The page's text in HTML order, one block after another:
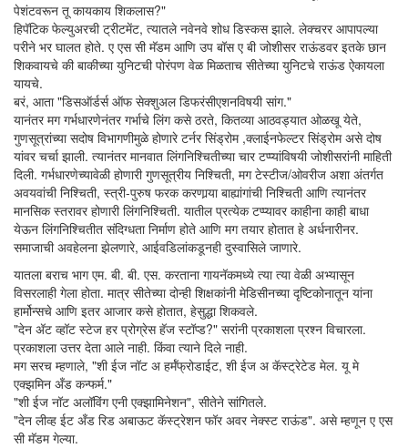
पेशंटवरून तू कायकाय शिकलास?"
हिपॅटिक फेल्युअरची ट्रीटमेंट, त्यातले नवेनवे शोध डिस्कस झाले. लेक्चरर आपापल्या
परीने भर घालत होते. ए एस सी मॅडम आणि उप बॉस ए बी जोशीसर राऊंडवर इतके छान
शिकवायचे की बाकीच्या युनिटची पोरंपण वेळ मिळताच सीतेच्या युनिटचे राऊंड ऐकायला
यायचे.
बरं, आता "डिसऑर्डर्स ऑफ सेक्शुअल डिफरंसीएशनविषयी सांग."
यानंतर मग गर्भधारणेनंतर गर्भाचे लिंग कसे ठरते, कितव्या आठवड्यात ओळखू येते,
गुणसूत्रांच्या सदोष विभागणीमुळे होणारे टर्नर सिंड्रोम ,क्लाईनफेल्टर सिंड्रोम असे दोष
यांवर चर्चा झाली. त्यानंतर मानवात लिंगनिश्चितीच्या चार टप्प्यांविषयी जोशीसरांनी माहिती
दिली. गर्भधारणेच्यावेळी होणारी गुणसूत्रीय निश्चिती, मग टेस्टीज/ओवरीज अशा अंतर्गत
अवयवांची निश्चिती, स्त्री-पुरुष फरक करणार्‍या बाह्यांगांची निश्चिती आणि त्यानंतर
मानसिक स्तरावर होणारी लिंगनिश्चिती. यातील प्रत्येक टप्प्यावर काहीना काही बाधा
येऊन लिंगनिश्चितीत संदिग्धता निर्माण होते आणि मग तयार होतात हे अर्धनारीनर.
समाजाची अवहेलना झेलणारे, आईवडिलांकडूनही दुस्वासिले जाणारे.
यातला बराच भाग एम. बी. बी. एस. करताना गायनॅकमध्ये त्या त्या वेळी अभ्यासून
विसरलाही गेला होता. मात्र सीतेच्या दोन्ही शिक्षकांनी मेडिसीनच्या दृष्टिकोनातून यांना
हार्मोन्सचे आणि इतर आजार कसे होतात, हेसुद्धा शिकवले.
"देन अ‍ॅट व्हॉट स्टेज हर प्रोग्रेस हॅज स्टॉप्ड?" सरांनी प्रकाशला प्रश्न विचारला.
प्रकाशला उत्तर देता आले नाही. किंवा त्याने दिले नाही.
मग सरच म्हणाले, "शी ईज नॉट अ हर्मॅफ्रोडाईट, शी ईज अ कॅस्ट्रेटेड मेल. यू मे
एक्झमिन अँड कन्फर्म."
"शी ईज नॉट अलॉविंग एनी एक्झामिनेशन", सीतेने सांगितले.
"देन लीव्ह ईट अँड रिड अबाऊट कॅस्ट्रेशन फॉर अवर नेक्स्ट राऊंड". असे म्हणून ए एस
सी मॅडम गेल्या.